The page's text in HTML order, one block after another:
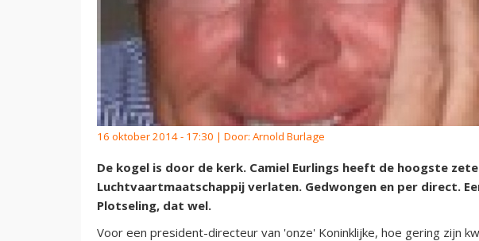
16 oktober 2014 - 17:30 | Door: Arnold Burlage
De kogel is door de kerk. Camiel Eurlings heeft de hoogste
Luchtvaartmaatschappij verlaten. Gedwongen en per direct.
Plotseling, dat wel.
Voor een president-directeur van 'onze' Koninklijke, hoe gering zijn